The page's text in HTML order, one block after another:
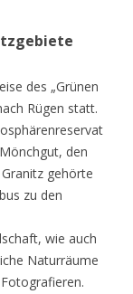
des „Grünen
Rügen statt.
den
gehörte
zu den
wie auch
Naturräume